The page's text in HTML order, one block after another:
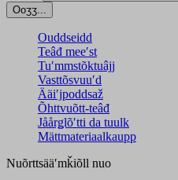
Ooʒʒ...
Ouddseidd
Teâđ meeʹst
Tuʹmmstõktuâjj
Vasttõsvuuʹd
Ääiʹjpoddsaž
Õhttvuõtt-teâđ
Jåårǥlõʹtti da tuulk
Mättmateriaalkaupp
Nuõrttsääʹmǩiõll nuo